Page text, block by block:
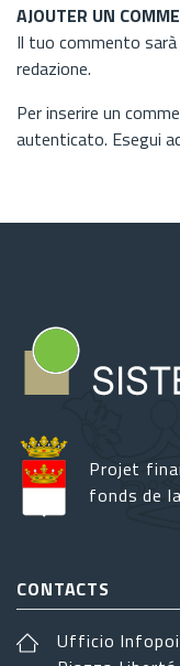
AJOUTER UN
Il tuo commento
redazione.
Per inserire un
autenticato. Esegui
Projet
fonds de
CONTACTS
Ufficio